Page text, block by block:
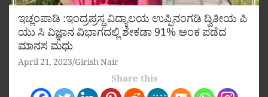
ಇಚ್ಲಂಪಾಡಿ :ಇಂದ್ರಪ್ರಸ್ಥ ವಿದ್ಯಾಲಯ ಉಪ್ಪಿನಂಗಡಿ ದ್ವಿತೀಯ ಪಿ
ಯು ಸಿ ವಿಜ್ಞಾನ ವಿಭಾಗದಲ್ಲಿ ಶೇಕಡಾ 91% ಅಂಕ ಪಡೆದ
ಮಾನಸ ಮಧು
April 21, 2023 Girish Nair
Share this